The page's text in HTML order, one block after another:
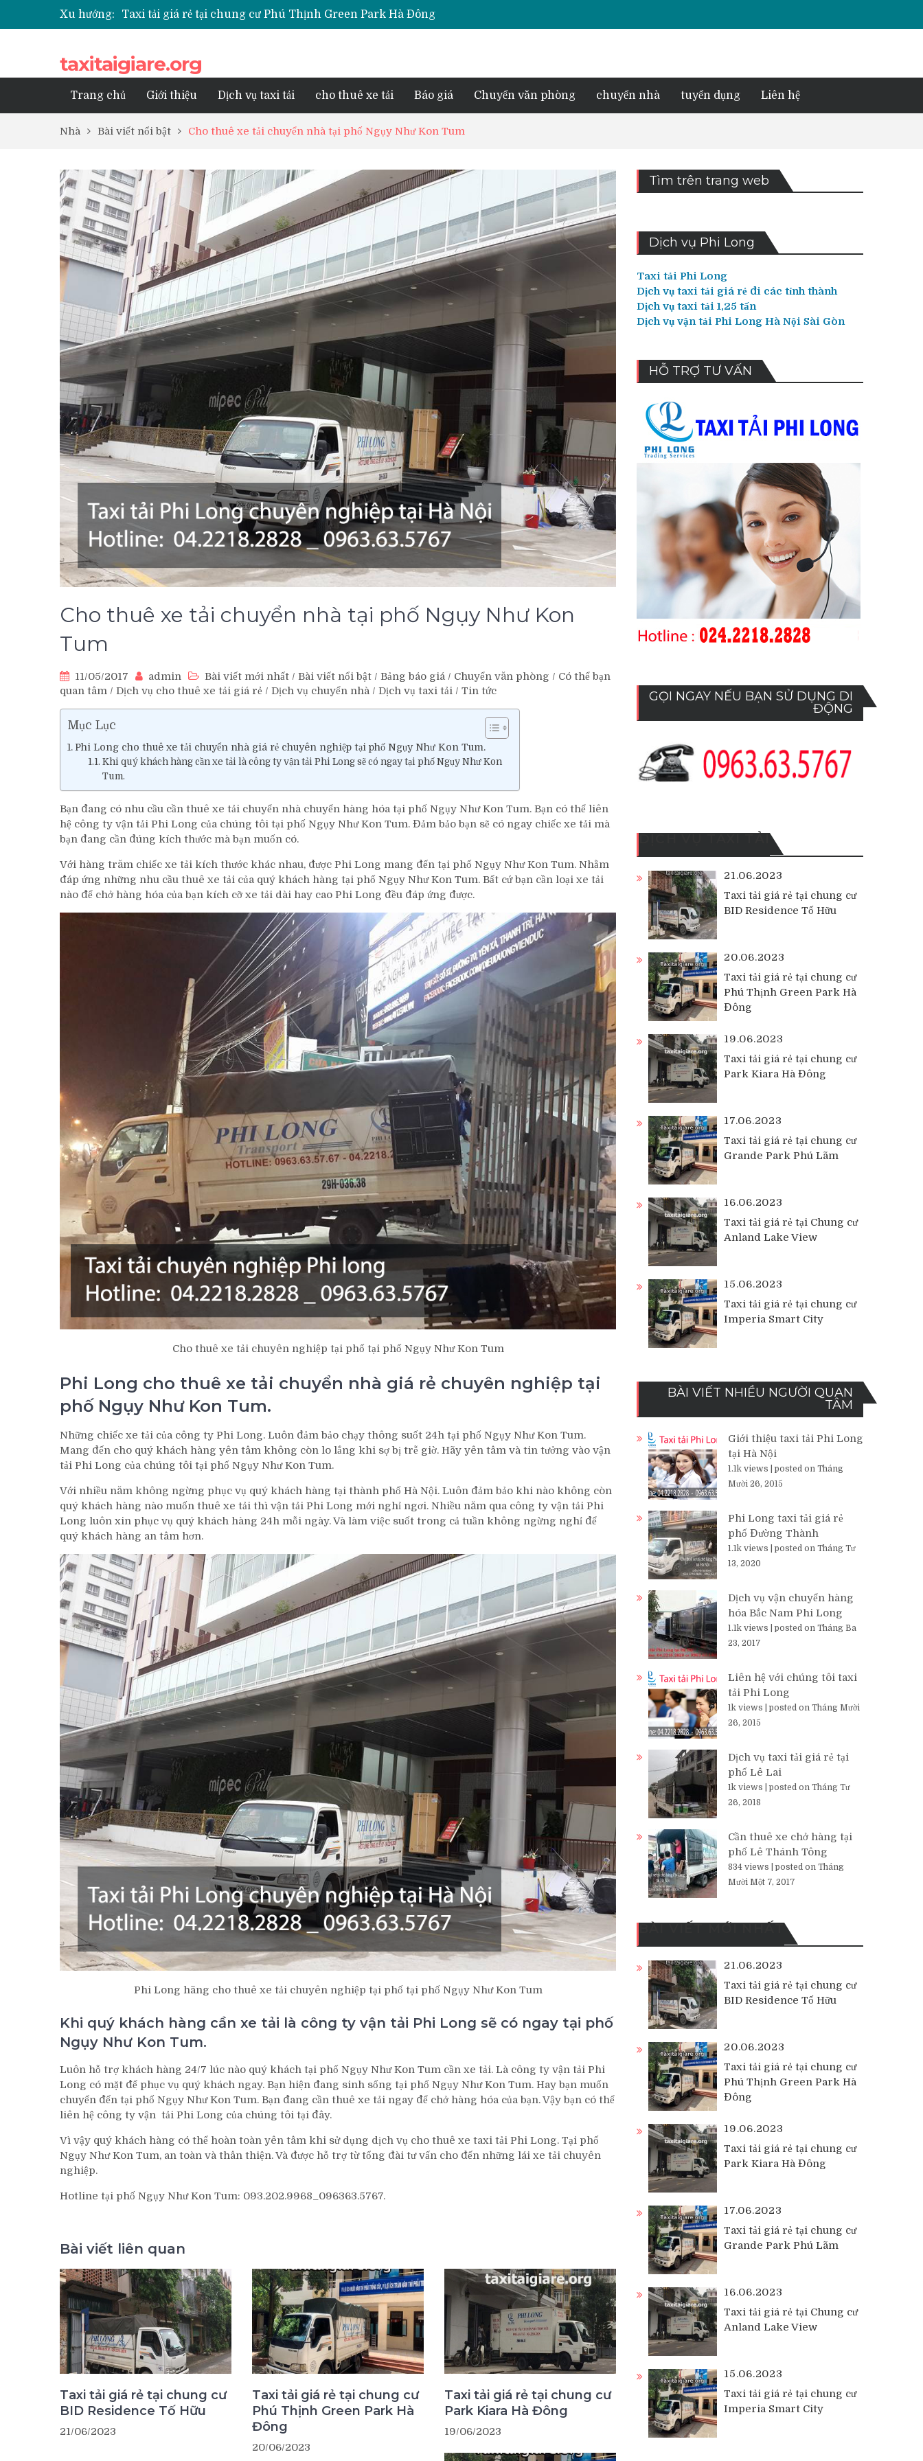
Xu hướng:
Taxi tải giá rẻ tại chung cư Phú Thịnh Green Park Hà Đông
Taxi tải giá rẻ tại chung cư Park Kiara Hà Đông
Taxi tải giá rẻ tại Chung cư Anland Lake View
Taxi tải giá rẻ tại chung cư BID Residence Tố Hữu
taxitaigiare.org
Trang chủ Giới thiệu Dịch vụ taxi tải cho thuê xe tải Báo giá Chuyển văn phòng chuyển nhà tuyển dụng Liên hệ
Nhà Bài viết nổi bật Cho thuê xe tải chuyển nhà tại phố Ngụy Như Kon Tum
Cho thuê xe tải chuyển nhà tại phố Ngụy Như Kon
Tum
11/05/2017 admin Bài viết mới nhất / Bài viết nổi bật / Bảng báo giá / Chuyển văn phòng / Có thể bạn
quan tâm / Dịch vụ cho thuê xe tải giá rẻ / Dịch vụ chuyển nhà / Dịch vụ taxi tải / Tin tức
Mục Lục
Phi Long cho thuê xe tải chuyển nhà giá rẻ chuyên nghiệp tại phố Ngụy Như Kon Tum.
Khi quý khách hàng cần xe tải là công ty vận tải Phi Long sẽ có ngay tại phố Ngụy Như Kon
Tum.
Bạn đang có nhu cầu cần thuê xe tải chuyển nhà chuyển hàng hóa tại phố Ngụy Như Kon Tum. Bạn có thể liên
hệ công ty vận tải Phi Long của chúng tôi tại phố Ngụy Như Kon Tum. Đảm bảo bạn sẽ có ngay chiếc xe tải mà
bạn đang cần đúng kích thước mà bạn muốn có.
Với hàng trăm chiếc xe tải kích thước khác nhau, được Phi Long mang đến tại phố Ngụy Như Kon Tum. Nhằm
đáp ứng những nhu cầu thuê xe tải của quý khách hàng tại phố Ngụy Như Kon Tum. Bất cứ bạn cần loại xe tải
nào để chở hàng hóa của bạn kích cỡ xe tải dài hay cao Phi Long đều đáp ứng được.
Cho thuê xe tải chuyên nghiệp tại phố tại phố Ngụy Như Kon Tum
Phi Long cho thuê xe tải chuyển nhà giá rẻ chuyên nghiệp tại
phố Ngụy Như Kon Tum.
Những chiếc xe tải của công ty Phi Long. Luôn đảm bảo chạy thông suốt 24h tại phố Ngụy Như Kon Tum.
Mang đến cho quý khách hàng yên tâm không còn lo lắng khi sợ bị trễ giờ. Hãy yên tâm và tin tưởng vào vận
tải Phi Long của chúng tôi tại phố Ngụy Như Kon Tum.
Với nhiều năm không ngừng phục vụ quý khách hàng tại thành phố Hà Nội. Luôn đảm bảo khi nào không còn
quý khách hàng nào muốn thuê xe tải thì vận tải Phi Long mới nghỉ ngơi. Nhiều năm qua công ty vận tải Phi
Long luôn xin phục vụ quý khách hàng 24h mỗi ngày. Và làm việc suốt trong cả tuần không ngừng nghỉ để
quý khách hàng an tâm hơn.
Phi Long hãng cho thuê xe tải chuyên nghiệp tại phố tại phố Ngụy Như Kon Tum
Khi quý khách hàng cần xe tải là công ty vận tải Phi Long sẽ có ngay tại phố
Ngụy Như Kon Tum.
Luôn hỗ trợ khách hàng 24/7 lúc nào quý khách tại phố Ngụy Như Kon Tum cần xe tải. Là công ty vận tải Phi
Long có mặt để phục vụ quý khách ngay. Bạn hiện đang sinh sống tại phố Ngụy Như Kon Tum. Hay bạn muốn
chuyển đến tại phố Ngụy Như Kon Tum. Bạn đang cần thuê xe tải ngay để chở hàng hóa của bạn. Vậy bạn có thể
liên hệ công ty vận tải Phi Long của chúng tôi tại đây.
Vì vậy quý khách hàng có thể hoàn toàn yên tâm khi sử dụng dịch vụ cho thuê xe taxi tải Phi Long. Tại phố
Ngụy Như Kon Tum, an toàn và thân thiện. Và được hỗ trợ từ tổng đài tư vấn cho đến những lái xe tải chuyên
nghiệp.
Hotline tại phố Ngụy Như Kon Tum: 093.202.9968_096363.5767.
Bài viết liên quan
Taxi tải giá rẻ tại chung cư
BID Residence Tố Hữu
21/06/2023
Taxi tải giá rẻ tại chung cư
Phú Thịnh Green Park Hà
Đông
20/06/2023
Taxi tải giá rẻ tại chung cư
Park Kiara Hà Đông
19/06/2023
Tìm trên trang web
Dịch vụ Phi Long
Taxi tải Phi Long
Dịch vụ taxi tải giá rẻ đi các tỉnh thành
Dịch vụ taxi tải 1,25 tấn
Dịch vụ vận tải Phi Long Hà Nội Sài Gòn
HỖ TRỢ TƯ VẤN
GỌI NGAY NẾU BẠN SỬ DỤNG DI
ĐỘNG
21.06.2023
Taxi tải giá rẻ tại chung cư
BID Residence Tố Hữu
20.06.2023
Taxi tải giá rẻ tại chung cư
Phú Thịnh Green Park Hà
Đông
19.06.2023
Taxi tải giá rẻ tại chung cư
Park Kiara Hà Đông
17.06.2023
Taxi tải giá rẻ tại chung cư
Grande Park Phú Lãm
16.06.2023
Taxi tải giá rẻ tại Chung cư
Anland Lake View
15.06.2023
Taxi tải giá rẻ tại chung cư
Imperia Smart City
BÀI VIẾT NHIỀU NGƯỜI QUAN
TÂM
Giới thiệu taxi tải Phi Long
tại Hà Nội
1.1k views
posted on Tháng
Mười 26, 2015
Phi Long taxi tải giá rẻ
phố Đường Thành
1.1k views
posted on Tháng Tư
13, 2020
Dịch vụ vận chuyển hàng
hóa Bắc Nam Phi Long
1.1k views
posted on Tháng Ba
23, 2017
Liên hệ với chúng tôi taxi
tải Phi Long
1k views
posted on Tháng Mười
26, 2015
Dịch vụ taxi tải giá rẻ tại
phố Lê Lai
1k views
posted on Tháng Tư
26, 2018
Cần thuê xe chở hàng tại
phố Lê Thánh Tông
834 views
posted on Tháng
Mười Một 7, 2017
BÀI VIẾT MỚI NHẤT
21.06.2023
Taxi tải giá rẻ tại chung cư
BID Residence Tố Hữu
20.06.2023
Taxi tải giá rẻ tại chung cư
Phú Thịnh Green Park Hà
Đông
19.06.2023
Taxi tải giá rẻ tại chung cư
Park Kiara Hà Đông
17.06.2023
Taxi tải giá rẻ tại chung cư
Grande Park Phú Lãm
16.06.2023
Taxi tải giá rẻ tại Chung cư
Anland Lake View
15.06.2023
Taxi tải giá rẻ tại chung cư
Imperia Smart City